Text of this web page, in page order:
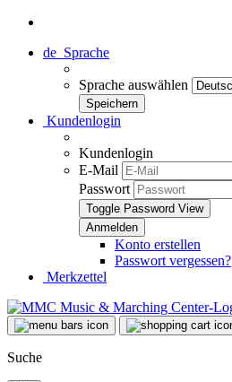
de Sprache
Sprache auswählen
Kundenlogin
Kundenlogin
E-Mail
Passwort
Toggle Password View
Konto erstellen
Passwort vergessen?
Merkzettel
Suche